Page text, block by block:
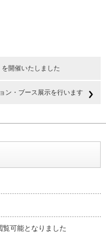
開催いたしました
ン・ブース展示を行います
可能となりました